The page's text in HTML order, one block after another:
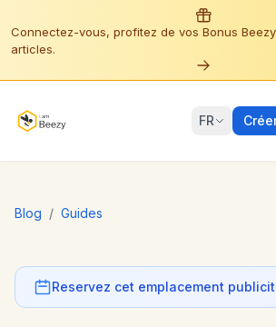
Connectez-vous, profitez de vos Bonus
articles.
FR
Blog / Guides
Reservez cet emplacement